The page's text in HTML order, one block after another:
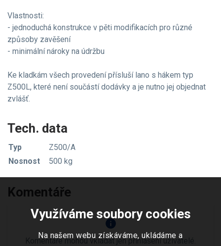
Vlastnosti:
- jednoduchá konstrukce v pěti modifikacích pro různé
způsoby zavěšení
- minimální nároky na údržbu
Ke kladkám všech provedení přísluší lano s hákem typ
Z500L, které není součástí dodávky a je nutno jej objednat
zvlášť.
Tech. data
Typ
Z500/A
Nosnost
500 kg
Komentáře
info
Komentáře mohou vkládat jen přihlášení uživatelé.
Využíváme soubory cookies
Na našem webu získáváme, ukládáme a